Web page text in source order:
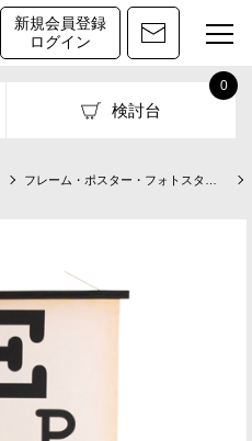
新規会員登録
ログイン
検討台
0